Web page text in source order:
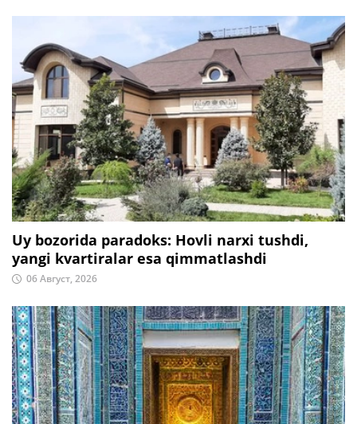
Uy bozorida paradoks: Hovli narxi tushdi,
yangi kvartiralar esa qimmatlashdi
06 Август, 2026